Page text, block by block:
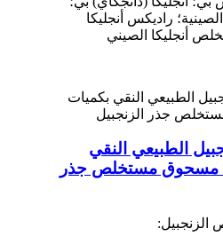
راديكس أنجليكا
أنجليكا الصيني
الطبيعي النقي
مسحوق مستخلص جذر
الزنجبيل: